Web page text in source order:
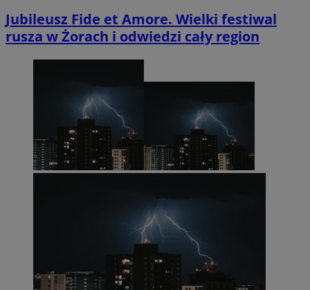
Jubileusz Fide et Amore. Wielki festiwal
rusza w Żorach i odwiedzi cały region